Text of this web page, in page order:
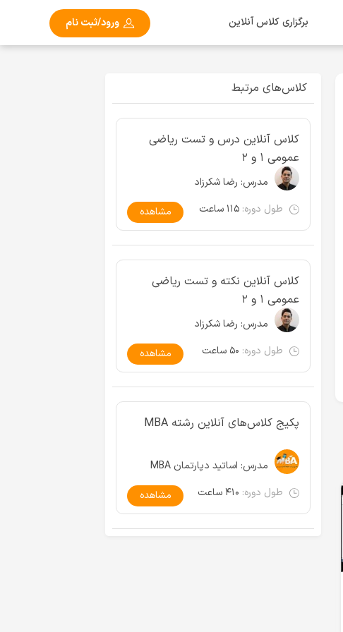
ورود/ثبت نام برگزاری کلاس آنلاین
کلاس‌های مرتبط
کلاس آنلاین درس و تست ریاضی
عمومی ۱ و ۲
مدرس: رضا شکرزاد
طول دوره: ۱۱۵ ساعت مشاهده
کلاس آنلاین نکته و تست ریاضی
عمومی ۱ و ۲
مدرس: رضا شکرزاد
طول دوره: ۵۰ ساعت مشاهده
پکیج کلاس‌های آنلاین رشته MBA
مدرس: اساتید دپارتمان MBA
طول دوره: ۴۱۰ ساعت مشاهده